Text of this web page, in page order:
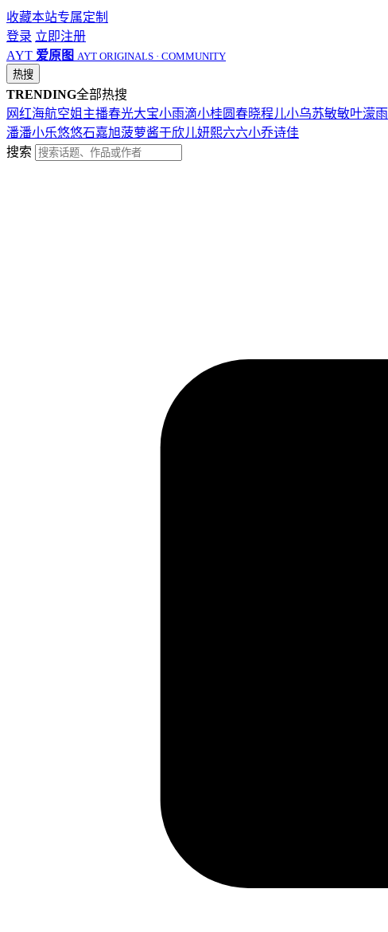
收藏本站专属定制
登录 立即注册
AYT 爱原图 AYT ORIGINALS · COMMUNITY
热搜
TRENDING全部热搜
网红海航空姐 主播春光大宝小雨滴小桂圆春晓程儿小乌苏敏敏叶濛雨
潘潘小乐悠悠石嘉旭菠萝酱于欣儿妍熙六六小乔诗佳
搜索